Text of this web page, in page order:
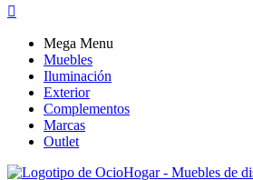

Mega Menu
Muebles
Iluminación
Exterior
Complementos
Marcas
Outlet